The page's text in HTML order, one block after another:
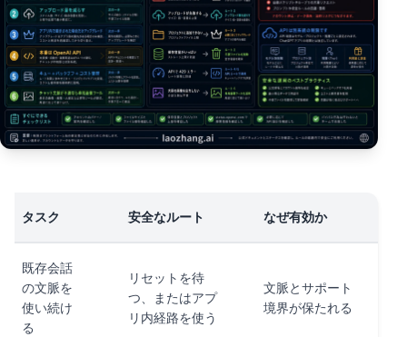
タスク 安全なルート なぜ有効か
既存会話
の文脈を
使い続け
る
リセットを待
つ、またはアプ
リ内経路を使う
文脈とサポート
境界が保たれる